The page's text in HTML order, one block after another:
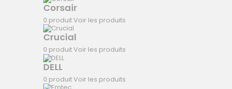
Corsair
0 produitVoir les produits
Crucial
0 produitVoir les produits
DELL
0 produitVoir les produits